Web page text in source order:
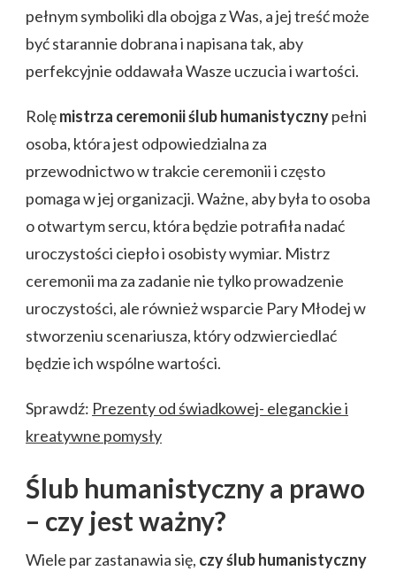
pełnym symboliki dla obojga z Was, a jej treść może
być starannie dobrana i napisana tak, aby
perfekcyjnie oddawała Wasze uczucia i wartości.
Rolęmistrza ceremonii ślub humanistycznypełni
osoba, która jest odpowiedzialna za
przewodnictwo w trakcie ceremonii i często
pomaga w jej organizacji. Ważne, aby była to osoba
o otwartym sercu, która będzie potrafiła nadać
uroczystości ciepło i osobisty wymiar. Mistrz
ceremonii ma za zadanie nie tylko prowadzenie
uroczystości, ale również wsparcie Pary Młodej w
stworzeniu scenariusza, który odzwierciedlać
będzie ich wspólne wartości.
Sprawdź: Prezenty od świadkowej- eleganckie i
kreatywne pomysły
Ślub humanistyczny a prawo
– czy jest ważny?
Wiele par zastanawia się, czy ślub humanistyczny